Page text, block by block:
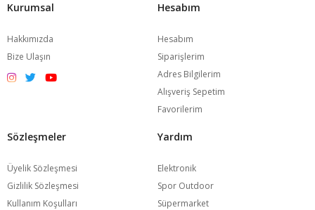
Kurumsal
Hakkımızda
Bize Ulaşın
Hesabım
Hesabım
Siparişlerim
Adres Bilgilerim
Alışveriş Sepetim
Favorilerim
Sözleşmeler
Üyelik Sözleşmesi
Gizlilik Sözleşmesi
Kullanım Koşulları
Yardım
Elektronik
Spor Outdoor
Süpermarket